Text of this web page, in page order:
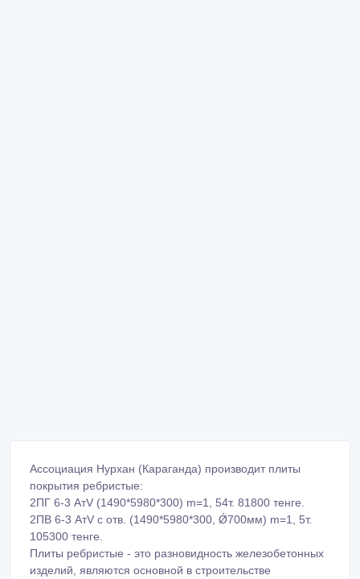
Ассоциация Нурхан (Караганда) производит плиты
покрытия ребристые:
2ПГ 6-3 АтV (1490*5980*300) m=1, 54т. 81800 тенге.
2ПВ 6-3 АтV с отв. (1490*5980*300, Ǿ700мм) m=1, 5т.
105300 тенге.
Плиты ребристые - это разновидность железобетонных
изделий, являются основной в строительстве